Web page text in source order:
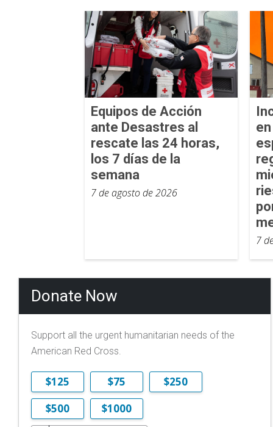
Equipos de Acción
ante Desastres al
rescate las 24 horas,
los 7 días de la
semana
7 de agosto de 2026
7
Donate Now
Support all the urgent humanitarian needs of the
American Red Cross.
$125 $75
$250
$500
$1000